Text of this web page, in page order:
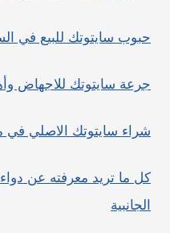
حبوب سايتوتك للبيع في
جرعة سايتوتك للاجهاض
شراء سايتوتك الاصلي في مصر
كل ما تريد معرفته عن
الجانبية